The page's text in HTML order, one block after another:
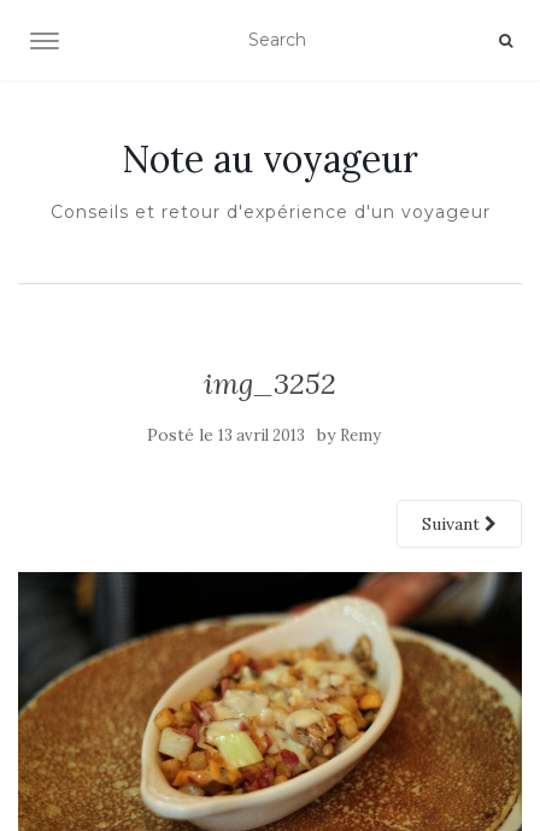
OUVRIR/FERMER LA NAVIGATION
Note au voyageur
Conseils et retour d'expérience d'un voyageur
img_3252
Posté le 13 avril 2013 by Remy
Suivant